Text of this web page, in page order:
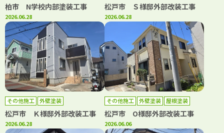
柏市 N学校内部塗装工事
2026.06.28
松戸市 Ｓ様邸外部改装工事
2026.06.28
その他施工 外壁塗装
松戸市 Ｋ様邸外部改装工事
2026.06.28
その他施工 外壁塗装 屋根塗装
松戸市 O様邸外部改装工事
2026.06.06